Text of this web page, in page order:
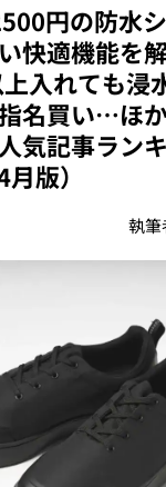
円の防水
快適機能を
入れても浸
名買い…ほ
気記事ラン
版）
執筆